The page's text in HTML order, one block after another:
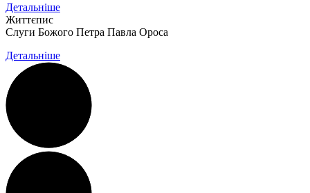
Детальніше
Життєпис
Слуги Божого Петра Павла Ороса
Детальніше